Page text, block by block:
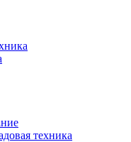
техника